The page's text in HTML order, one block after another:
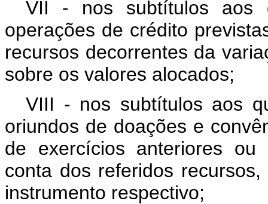
VII - nos subtítulos aos
operações de crédito
recursos decorrentes da
sobre os valores alocados;
VIII - nos subtítulos aos
oriundos de doações e
de exercícios anteriores
conta dos referidos
instrumento respectivo;